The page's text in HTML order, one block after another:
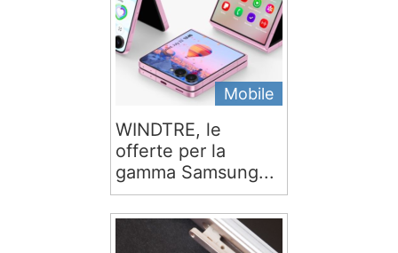
Mobile
WINDTRE, le
offerte per la
gamma Samsung...